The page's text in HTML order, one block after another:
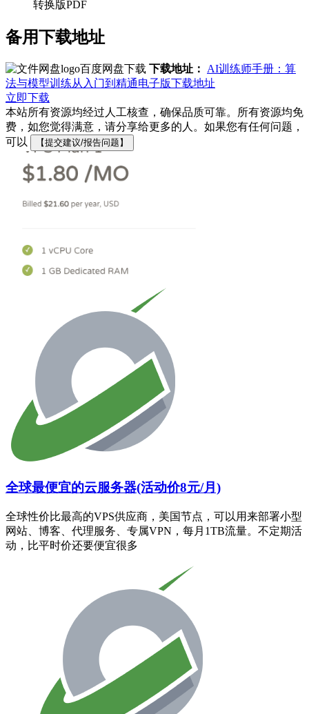
转换版PDF
备用下载地址
百度网盘下载 下载地址： AI训练师手册：算
法与模型训练从入门到精通电子版下载地址
立即下载
本站所有资源均经过人工核查，确保品质可靠。所有资源均免
费，如您觉得满意，请分享给更多的人。如果您有任何问题，
可以
【提交建议/报告问题】
全球最便宜的云服务器(活动价8元/月)
全球性价比最高的VPS供应商，美国节点，可以用来部署小型
网站、博客、代理服务、专属VPN，每月1TB流量。不定期活
动，比平时价还要便宜很多